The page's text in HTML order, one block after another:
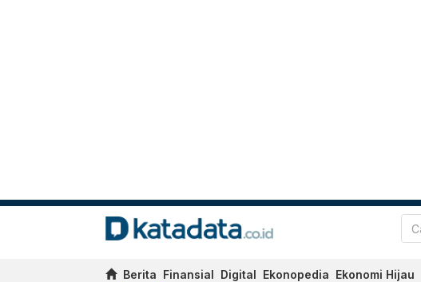
Berita Finansial Digital Ekonopedia Ekonomi Hijau